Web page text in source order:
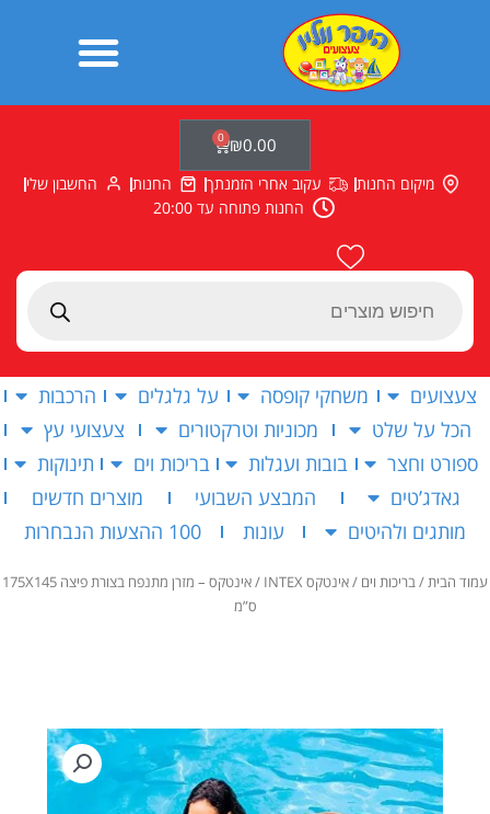
Products
₪0.00
0
עגלת
קניות
מיקום החנות עקוב אחרי הזמנתך החנות
החשבון שלי
החנות פתוחה עד 20:00
צעצועים משחקי קופסה על גלגלים
הרכבות
הכל על שלט
מכוניות וטרקטורים
צעצועי עץ
ספורט וחצר
בובות ועגלות בריכות וים
תינוקות
גאדג’טים
המבצע השבועי
מוצרים חדשים
מותגים ולהיטים
עונות 100 ההצעות הנבחרות
עמוד הבית/בריכות וים /אינטקס INTEX
/ אינטקס – מזרן מתנפח בצורת פיצה 175X145
ס”מ